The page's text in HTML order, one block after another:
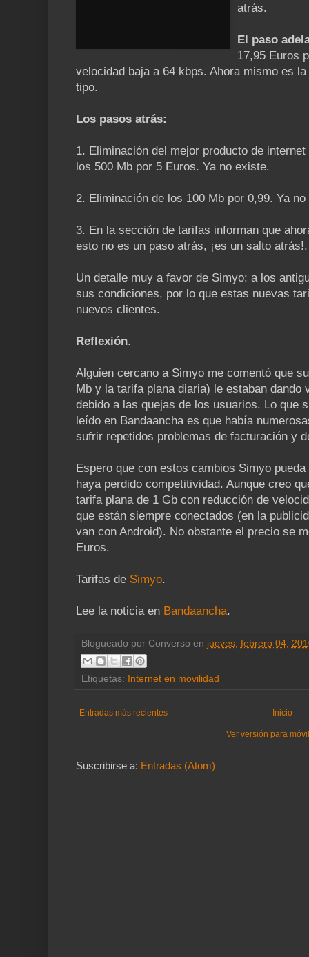
atrás.
El paso
17,95 Euros
velocidad baja a 64 kbps. Ahora mismo es
tipo.
Los pasos atrás:
1. Eliminación del mejor producto de
los 500 Mb por 5 Euros. Ya no existe.
2. Eliminación de los 100 Mb por 0,99. Ya
3. En la sección de tarifas informan que
esto no es un paso atrás, ¡es un salto atrás!.
Un detalle muy a favor de Simyo: a los
sus condiciones, por lo que estas nuevas
nuevos clientes.
Reflexión.
Alguien cercano a Simyo me comentó que
Mb y la tarifa plana diaria) le estaban dando
debido a las quejas de los usuarios. Lo que
leído en Bandaancha es que había
sufrir repetidos problemas de facturación y
Espero que con estos cambios Simyo
haya perdido competitividad. Aunque creo
tarifa plana de 1 Gb con reducción de
que están siempre conectados (en la
van con Android). No obstante el precio se
Euros.
Tarifas de Simyo.
Lee la noticia en Bandaancha.
Blogueado por Converso en jueves, febrero 04,
Etiquetas: Internet en movilidad
Entradas más recientes Inicio
Ver versión para
Suscribirse a: Entradas (Atom)